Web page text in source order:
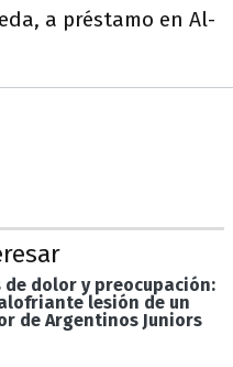
a préstamo en Al-
de dolor y preocupación:
lesión de un
de Argentinos Juniors